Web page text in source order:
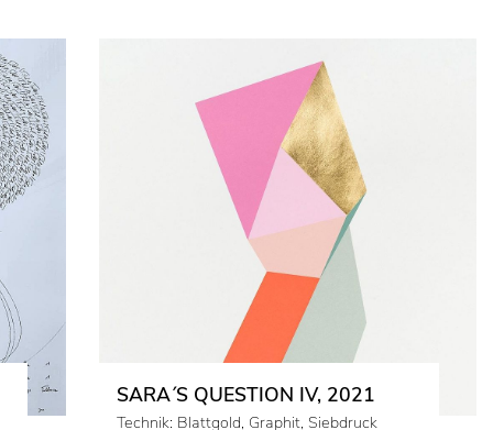
SARA´S QUESTION IV, 2021
Technik: Blattgold, Graphit, Siebdruck